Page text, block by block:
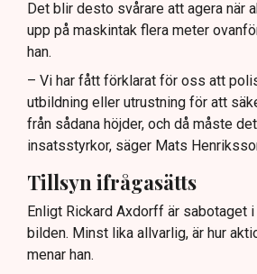
Det blir desto svårare att agera när
upp på maskintak flera meter
han.
– Vi har fått förklarat för oss att
utbildning eller utrustning för att
från sådana höjder, och då måste
insatsstyrkor, säger Mats
Tillsyn ifrågasätts
Enligt Rickard Axdorff är sabotaget
bilden. Minst lika allvarlig, är hur
menar han.